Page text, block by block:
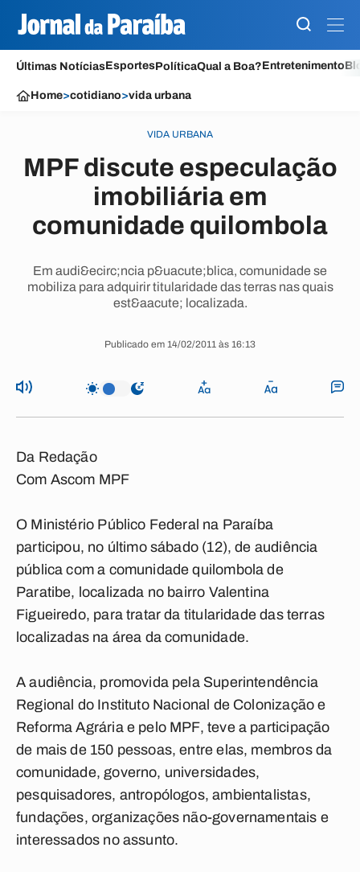
Últimas NotíciasEsportesPolíticaQual a Boa?Entretenimento
Home>cotidiano>vida urbana
VIDA URBANA
MPF discute especulação
imobiliária em
comunidade quilombola
Em audi&ecirc;ncia p&uacute;blica, comunidade se
mobiliza para adquirir titularidade das terras nas quais
est&aacute; localizada.
Publicado em 14/02/2011 às 16:13
Da Redação
Com Ascom MPF
O Ministério Público Federal na Paraíba
participou, no último sábado (12), de audiência
pública com a comunidade quilombola de
Paratibe, localizada no bairro Valentina
Figueiredo, para tratar da titularidade das terras
localizadas na área da comunidade.
A audiência, promovida pela Superintendência
Regional do Instituto Nacional de Colonização e
Reforma Agrária e pelo MPF, teve a participação
de mais de 150 pessoas, entre elas, membros da
comunidade, governo, universidades,
pesquisadores, antropólogos, ambientalistas,
fundações, organizações não-governamentais e
interessados no assunto.